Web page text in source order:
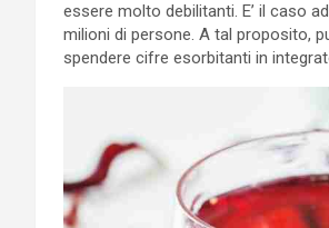
essere molto debilitanti. E’ il caso
milioni di persone. A tal proposito,
spendere cifre esorbitanti in